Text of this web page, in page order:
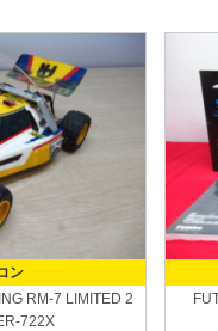
ン
RM-7 LIMITED 2
722X